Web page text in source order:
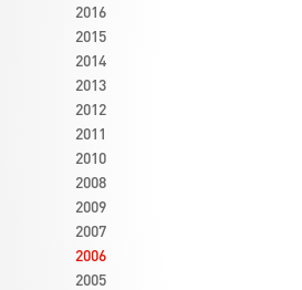
2016
2015
2014
2013
2012
2011
2010
2008
2009
2007
2006
2005